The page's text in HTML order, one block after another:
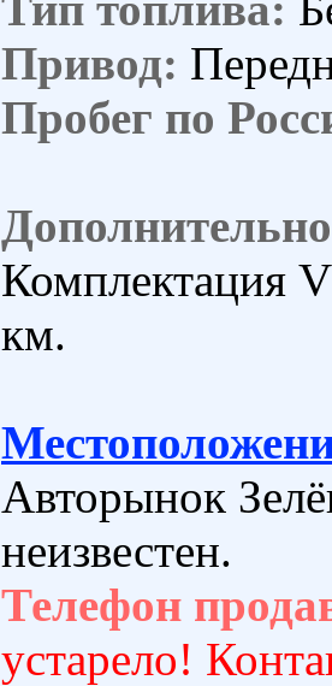
Привод:
Пробег по
Комплектация
км.
Авторынок
неизвестен.
Телефон
устарело!